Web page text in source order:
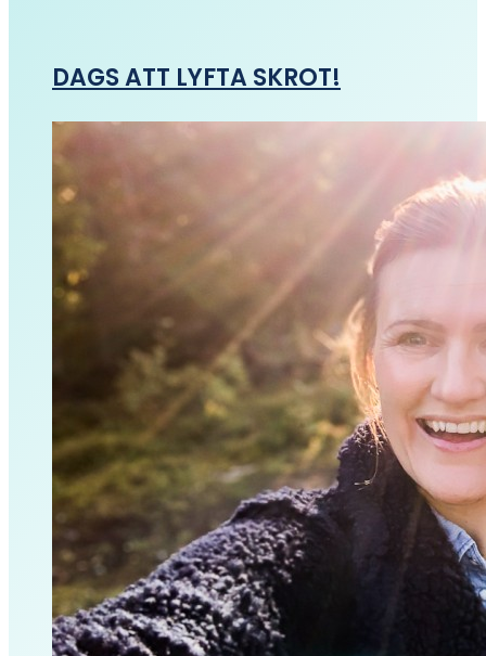
DAGS ATT LYFTA SKROT!